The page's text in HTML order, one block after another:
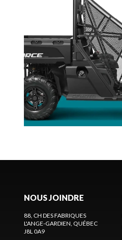
NOUS JOINDRE
88, CH DES FABRIQUES
L'ANGE-GARDIEN , QUÉBEC
J8L 0A9